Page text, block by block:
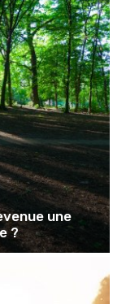
une
?